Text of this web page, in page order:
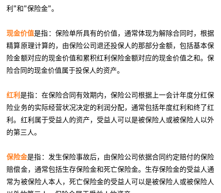
利"和"保险金"。
现金价值是指：保险单所具有的价值，通常体现为解除合同时，根据
精算原理计算的，由保险公司退还投保人的那部分金额，包括基本保
险金额对应的现金价值和累积红利保险金额对应的现金价值之和。保
险合同的现金价值属于投保人的资产。
红利是指：在保险合同有效期内，保险公司根据上一会计年度分红保
险业务的实际经营状况决定的利润分配，通常包括年度红利和终了红
利。红利属于受益人的资产，受益人可以是被保险人或被保险人以外
的第三人。
保险金是指：发生保险事故后，由保险公司依据合同约定赔付的保险
赔偿金，通常包括生存保险金和死亡保险金。生存保险金的受益人通
常为被保险人本人，死亡保险金的受益人可以是被保险人或被保险人